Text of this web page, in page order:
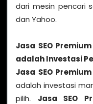
dari mesin pencari
dan Yahoo.
Jasa SEO
adalah Investasi
Jasa SEO
adalah investasi
pilih. Jasa SEO